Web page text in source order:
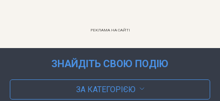
РЕКЛАМА НА САЙТІ
ЗНАЙДІТЬ СВОЮ ПОДІЮ
ЗА КАТЕГОРІЄЮ